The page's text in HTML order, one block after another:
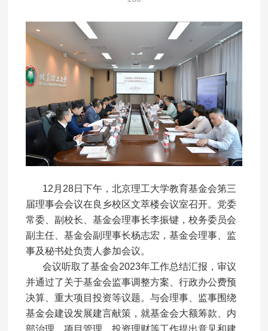
12月28日下午，北京理工大学教育基金会第三
届理事会会议在良乡校区文萃楼会议室召开。党委
常委、副校长、基金会理事长李振键，校务委员会
副主任、基金会副理事长杨志宏，基金会理事、监
事及秘书处负责人参加会议。
会议听取了基金会2023年工作总结汇报，审议
并通过了关于基金会监事调整方案、行政办公费预
决算、重大项目投资等议题。与会理事、监事围绕
基金会建设发展建言献策，就基金会大额筹款、内